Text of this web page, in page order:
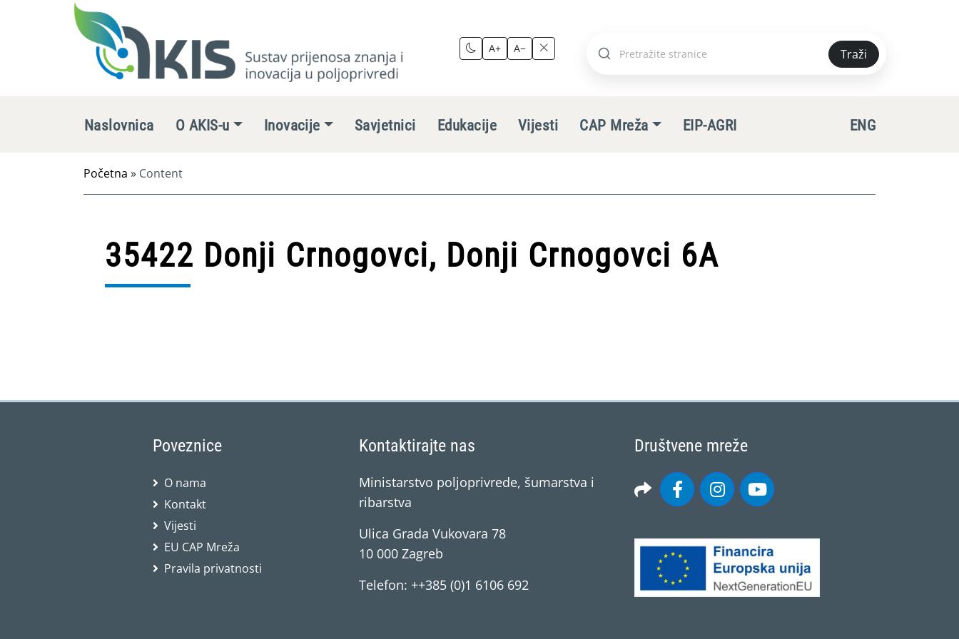
A+ A−
Pretraži
Traži
Naslovnica O AKIS-u Inovacije Savjetnici Edukacije Vijesti CAP Mreža EIP-AGRI ENG
Početna » Content
35422 Donji Crnogovci, Donji Crnogovci 6A
Poveznice
O nama
Kontakt
Vijesti
EU CAP Mreža
Pravila privatnosti
Kontaktirajte nas
Ministarstvo poljoprivrede, šumarstva i
ribarstva
Ulica Grada Vukovara 78
10 000 Zagreb
Telefon: ++385 (0)1 6106 692
Društvene mreže